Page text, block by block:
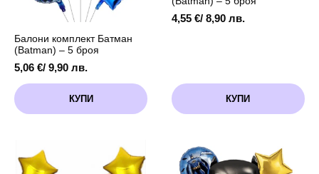
Балони комплект Батман
(Batman) – 5 броя
5,06 €/ 9,90 лв.
КУПИ
4,55 €/ 8,90 лв.
КУПИ